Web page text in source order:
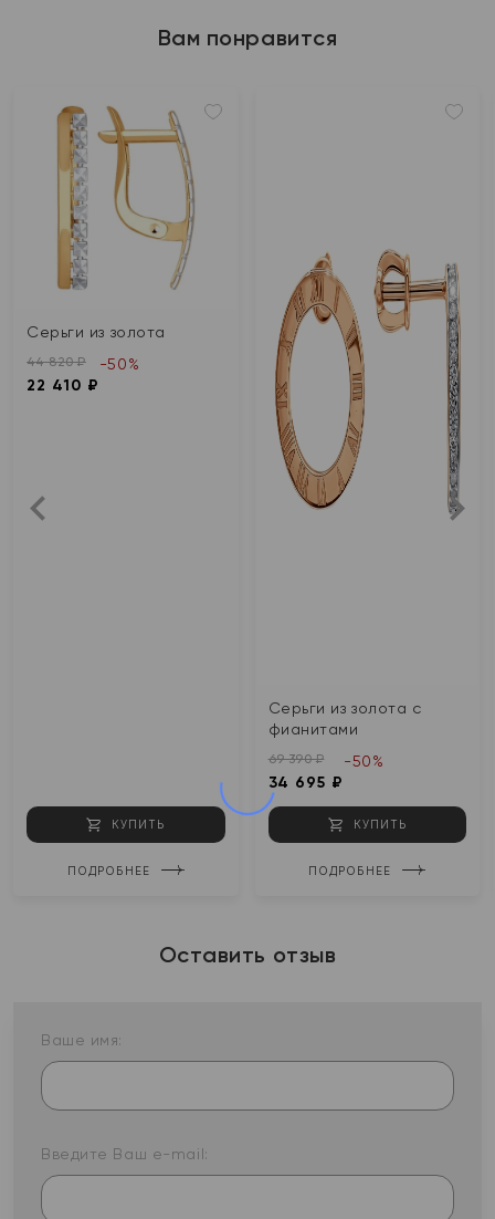
Вам понравится
Серьги из золота
44 820 ₽
22 410 ₽
-50%
КУПИТЬ
ПОДРОБНЕЕ
Серьги из золота с
фианитами
69 390 ₽
34 695 ₽
-50%
КУПИТЬ
ПОДРОБНЕЕ
Оставить отзыв
Ваше имя:
Введите Ваш e-mail: